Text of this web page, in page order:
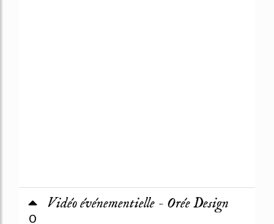
Vidéo événementielle - Orée Design